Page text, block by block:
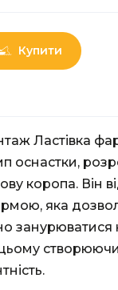
Купити
Ластівка
оснастки,
коропа. Він
яка
занурюватися